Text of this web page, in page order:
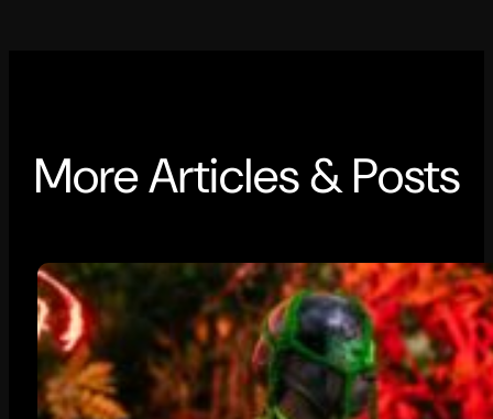
More Articles & Posts